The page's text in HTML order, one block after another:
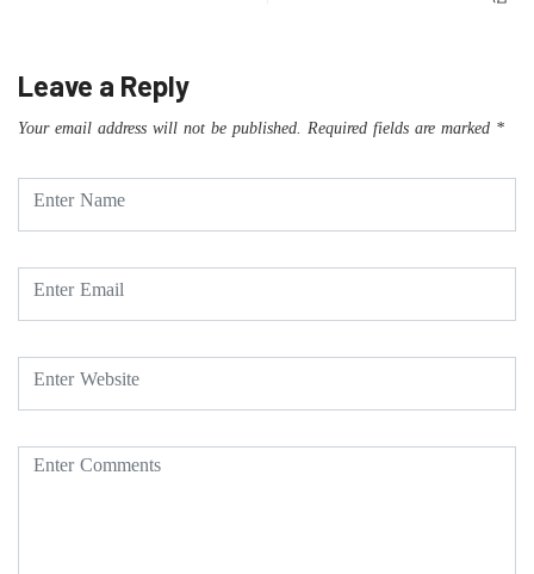
Leave a Reply
Your email address will not be published. Required fields are marked *